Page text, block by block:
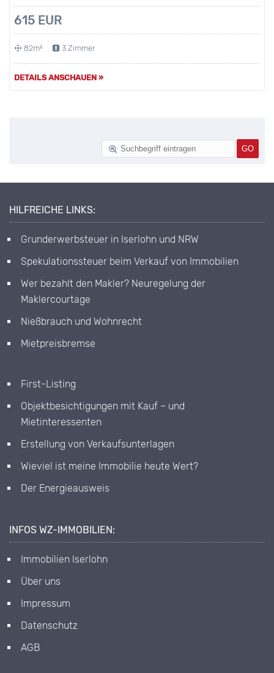
615 EUR
82m² 3 Zimmer
DETAILS ANSCHAUEN »
HILFREICHE LINKS:
Grunderwerbsteuer in Iserlohn und NRW
Spekulationssteuer beim Verkauf von Immobilien
Wer bezahlt den Makler? Neuregelung der
Maklercourtage
Nießbrauch und Wohnrecht
Mietpreisbremse
First-Listing
Objektbesichtigungen mit Kauf – und
Mietinteressenten
Erstellung von Verkaufsunterlagen
Wieviel ist meine Immobilie heute Wert?
Der Energieausweis
INFOS WZ-IMMOBILIEN:
Immobilien Iserlohn
Über uns
Impressum
Datenschutz
AGB